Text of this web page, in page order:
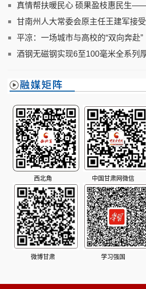
真情帮扶暖民心 硕果盈枝惠民生
扎实推进“结对帮扶·爱心甘肃”工程
甘南州人大常委会原主任王建军接
查
平凉：一场城市与高校的“双向奔赴”
酒钢无磁钢实现6至100毫米全系列
西北角 中国甘肃网微信
微博甘肃 学习强国